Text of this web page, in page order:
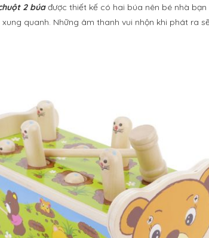
2 búađược thiết kế có hai búa nên bé nhà
quanh. Những âm thanh vui nhộn khi phát ra